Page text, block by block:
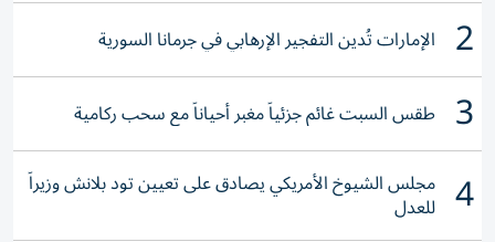
2 الإمارات تُدين التفجير الإرهابي في جرمانا السورية
3 طقس السبت غائم جزئياً مغبر أحياناً مع سحب ركامية
4 مجلس الشيوخ الأمريكي يصادق على تعيين تود بلانش وزيراً
للعدل